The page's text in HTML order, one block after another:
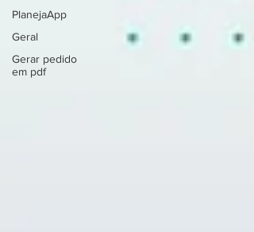
PlanejaApp
Geral
Gerar pedido
em pdf